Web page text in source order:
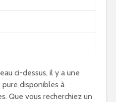
ci-dessus, il y a une
pure disponibles à
Que vous recherchiez un